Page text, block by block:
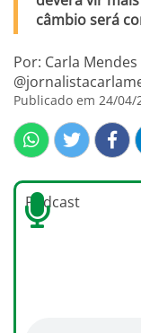
câmbio será
Por: Carla
Publicado em 24/04/
Podcast